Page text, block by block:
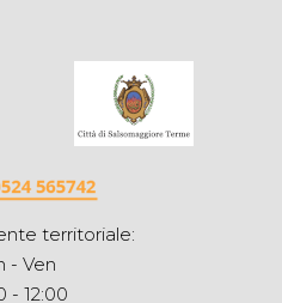
territoriale:
- Ven
- 12:00